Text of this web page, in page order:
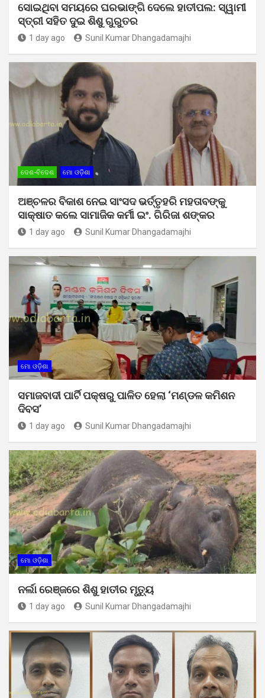
ସୋଇଥିବା ସମୟରେ ଘରଭାଙ୍ଗି ଦେଲେ ହାତୀପଲ: ସ୍ୱାମୀ
ସ୍ତ୍ରୀ ସହିତ ଦୁଇ ଶିଶୁ ଗୁରୁତର
1 day ago Sunil Kumar Dhangadamajhi
ଦେଶ-ବିଦେଶ ମୋ ଓଡ଼ିଶା
ଅଞ୍ଚଳର ବିକାଶ ନେଇ ସାଂସଦ ଭର୍ତ୍ତୃହରି ମହତାବଙ୍କୁ
ସାକ୍ଷାତ କଲେ ସାମାଜିକ କର୍ମୀ ଇଂ. ଗିରିଜା ଶଙ୍କର
1 day ago Sunil Kumar Dhangadamajhi
ମୋ ଓଡ଼ିଶା
ସମାଜବାଦୀ ପାର୍ଟି ପକ୍ଷରୁ ପାଳିତ ହେଲା ‘ମଣ୍ଡଳ କମିଶନ
ଦିବସ’
1 day ago Sunil Kumar Dhangadamajhi
ମୋ ଓଡ଼ିଶା
ନର୍ଲା ରେଞ୍ଜରେ ଶିଶୁ ହାତୀର ମୃତ୍ୟୁ
1 day ago Sunil Kumar Dhangadamajhi